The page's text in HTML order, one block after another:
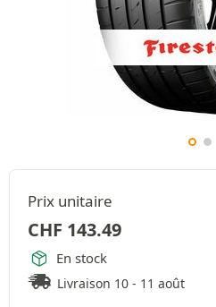
Prix unitaire
CHF 143.49
En stock
Livraison 10 - 11 août